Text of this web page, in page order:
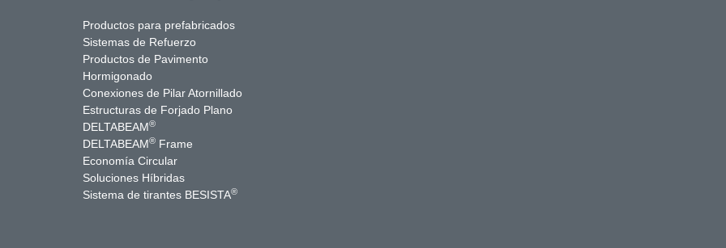
Productos para prefabricados
Sistemas de Refuerzo
Productos de Pavimento
Hormigonado
Conexiones de Pilar Atornillado
Estructuras de Forjado Plano
DELTABEAM®
DELTABEAM® Frame
Economía Circular
Soluciones Híbridas
Sistema de tirantes BESISTA®